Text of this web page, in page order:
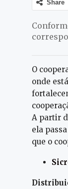
Share
O
onde
A partir
ela
que o